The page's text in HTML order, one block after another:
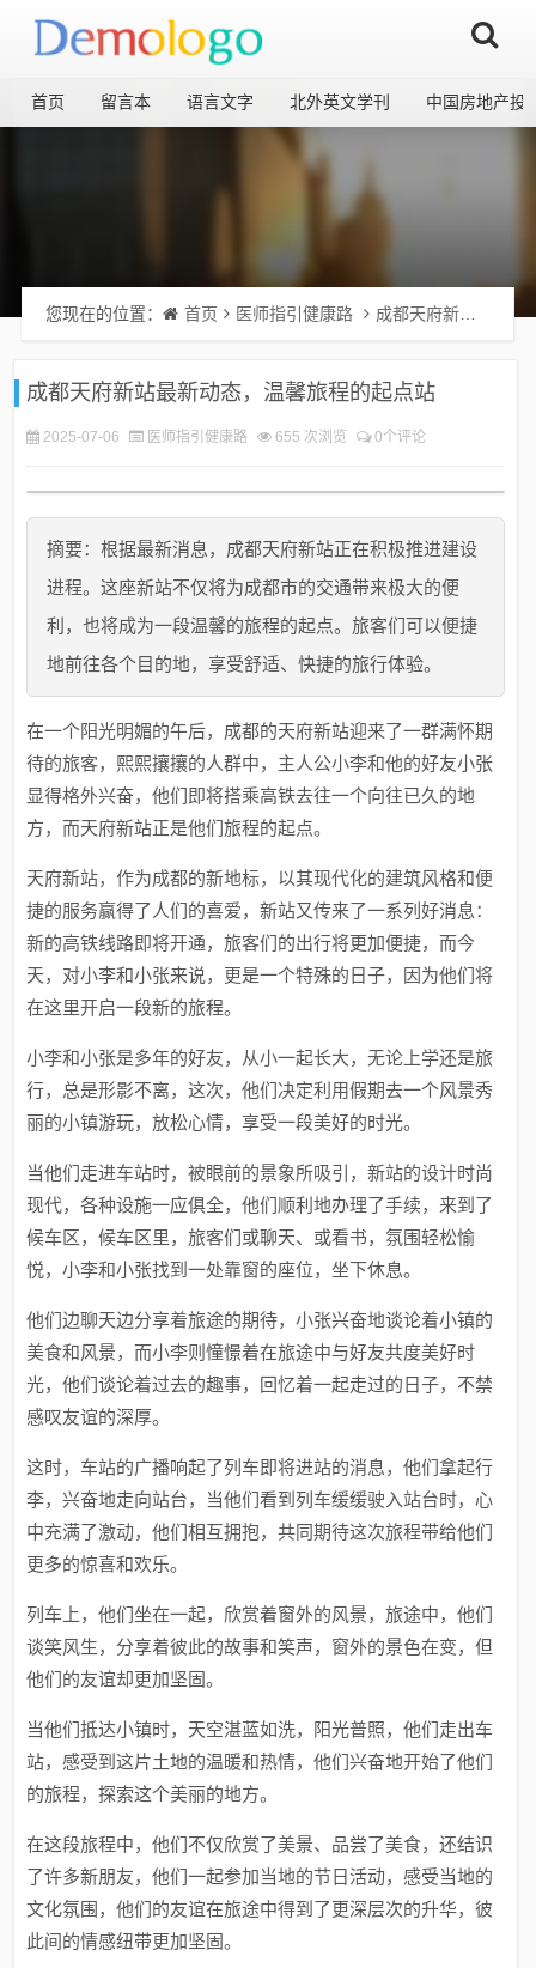
首页 留言本 语言文字 北外英文学刊 中国房地产投
您现在的位置： 首页 医师指引健康路 成都天府新站最新动态，温馨旅程的起点站
成都天府新站最新动态，温馨旅程的起点站
2025-07-06 医师指引健康路 655 次浏览 0个评论
摘要：根据最新消息，成都天府新站正在积极推进建设
进程。这座新站不仅将为成都市的交通带来极大的便
利，也将成为一段温馨的旅程的起点。旅客们可以便捷
地前往各个目的地，享受舒适、快捷的旅行体验。
在一个阳光明媚的午后，成都的天府新站迎来了一群满怀期
待的旅客，熙熙攘攘的人群中，主人公小李和他的好友小张
显得格外兴奋，他们即将搭乘高铁去往一个向往已久的地
方，而天府新站正是他们旅程的起点。
天府新站，作为成都的新地标，以其现代化的建筑风格和便
捷的服务赢得了人们的喜爱，新站又传来了一系列好消息：
新的高铁线路即将开通，旅客们的出行将更加便捷，而今
天，对小李和小张来说，更是一个特殊的日子，因为他们将
在这里开启一段新的旅程。
小李和小张是多年的好友，从小一起长大，无论上学还是旅
行，总是形影不离，这次，他们决定利用假期去一个风景秀
丽的小镇游玩，放松心情，享受一段美好的时光。
当他们走进车站时，被眼前的景象所吸引，新站的设计时尚
现代，各种设施一应俱全，他们顺利地办理了手续，来到了
候车区，候车区里，旅客们或聊天、或看书，氛围轻松愉
悦，小李和小张找到一处靠窗的座位，坐下休息。
他们边聊天边分享着旅途的期待，小张兴奋地谈论着小镇的
美食和风景，而小李则憧憬着在旅途中与好友共度美好时
光，他们谈论着过去的趣事，回忆着一起走过的日子，不禁
感叹友谊的深厚。
这时，车站的广播响起了列车即将进站的消息，他们拿起行
李，兴奋地走向站台，当他们看到列车缓缓驶入站台时，心
中充满了激动，他们相互拥抱，共同期待这次旅程带给他们
更多的惊喜和欢乐。
列车上，他们坐在一起，欣赏着窗外的风景，旅途中，他们
谈笑风生，分享着彼此的故事和笑声，窗外的景色在变，但
他们的友谊却更加坚固。
当他们抵达小镇时，天空湛蓝如洗，阳光普照，他们走出车
站，感受到这片土地的温暖和热情，他们兴奋地开始了他们
的旅程，探索这个美丽的地方。
在这段旅程中，他们不仅欣赏了美景、品尝了美食，还结识
了许多新朋友，他们一起参加当地的节日活动，感受当地的
文化氛围，他们的友谊在旅途中得到了更深层次的升华，彼
此间的情感纽带更加坚固。